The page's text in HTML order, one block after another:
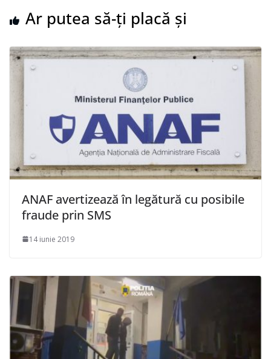
Ar putea să-ți placă și
ANAF avertizează în legătură cu posibile
fraude prin SMS
14 iunie 2019